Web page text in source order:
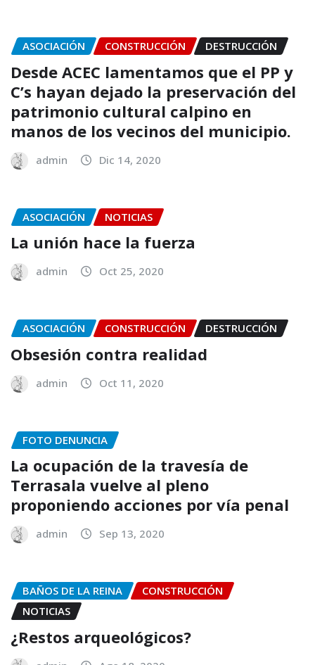
ASOCIACIÓN CONSTRUCCIÓN DESTRUCCIÓN
Desde ACEC lamentamos que el PP y
C’s hayan dejado la preservación del
patrimonio cultural calpino en
manos de los vecinos del municipio.
admin Dic 14, 2020
ASOCIACIÓN NOTICIAS
La unión hace la fuerza
admin Oct 25, 2020
ASOCIACIÓN CONSTRUCCIÓN DESTRUCCIÓN
Obsesión contra realidad
admin Oct 11, 2020
FOTO DENUNCIA
La ocupación de la travesía de
Terrasala vuelve al pleno
proponiendo acciones por vía penal
admin Sep 13, 2020
BAÑOS DE LA REINA
CONSTRUCCIÓN
NOTICIAS
¿Restos arqueológicos?